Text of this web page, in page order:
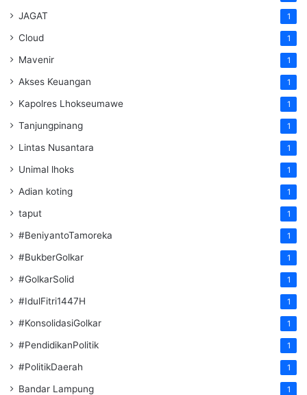
JAGAT 1
Cloud 1
Mavenir 1
Akses Keuangan 1
Kapolres Lhokseumawe 1
Tanjungpinang 1
Lintas Nusantara 1
Unimal lhoks 1
Adian koting 1
taput 1
#BeniyantoTamoreka 1
#BukberGolkar 1
#GolkarSolid 1
#IdulFitri1447H 1
#KonsolidasiGolkar 1
#PendidikanPolitik 1
#PolitikDaerah 1
Bandar Lampung 1